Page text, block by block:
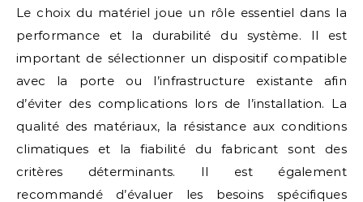
Le choix du matériel joue un rôle essentiel dans la
performance et la durabilité du système. Il est
important de sélectionner un dispositif compatible
avec la porte ou l’infrastructure existante afin
d’éviter des complications lors de l’installation. La
qualité des matériaux, la résistance aux conditions
climatiques et la fiabilité du fabricant sont des
critères déterminants. Il est également
recommandé d’évaluer les besoins spécifiques